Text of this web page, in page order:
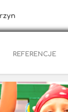
REFERENCJE